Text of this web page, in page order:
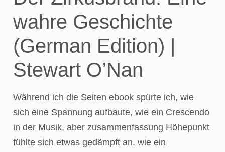
wahre Geschichte
(German Edition) |
Stewart O’Nan
Während ich die Seiten ebook spürte ich, wie
sich eine Spannung aufbaute, wie ein Crescendo
in der Musik, aber zusammenfassung Höhepunkt
fühlte sich etwas gedämpft an, wie ein